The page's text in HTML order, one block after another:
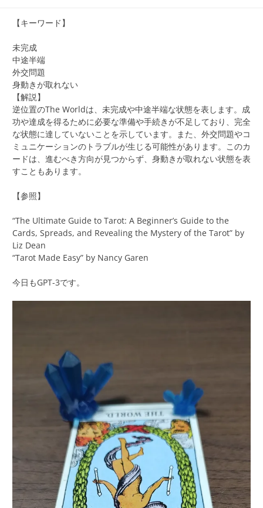
【キーワード】
未完成
中途半端
外交問題
身動きが取れない
【解説】
逆位置のThe Worldは、未完成や中途半端な状態を表します。成
功や達成を得るために必要な準備や手続きが不足しており、完全
な状態に達していないことを示しています。また、外交問題やコ
ミュニケーションのトラブルが生じる可能性があります。このカ
ードは、進むべき方向が見つからず、身動きが取れない状態を表
すこともあります。
【参照】
“The Ultimate Guide to Tarot: A Beginner’s Guide to the
Cards, Spreads, and Revealing the Mystery of the Tarot” by
Liz Dean
“Tarot Made Easy” by Nancy Garen
今日もGPT-3です。